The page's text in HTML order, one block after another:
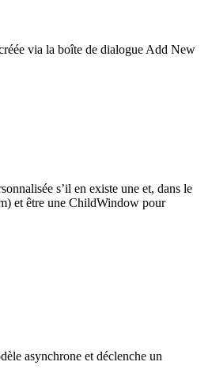
via la boîte de dialogue Add New
s’il en existe une et, dans le
et être une ChildWindow pour
asynchrone et déclenche un